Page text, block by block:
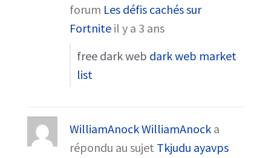
forum Les défis cachés sur
Fortnite il y a 3 ans
free dark web dark web market
list
WilliamAnock WilliamAnock a
répondu au sujet Tkjudu ayavps